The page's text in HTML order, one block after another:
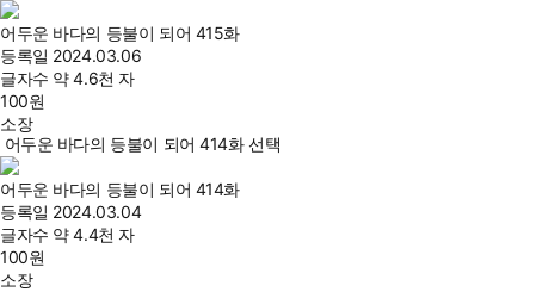
어두운 바다의 등불이 되어 415화
등록일 2024.03.06
글자수 약 4.6천 자
100원
소장
어두운 바다의 등불이 되어 414화 선택
어두운 바다의 등불이 되어 414화
등록일 2024.03.04
글자수 약 4.4천 자
100원
소장